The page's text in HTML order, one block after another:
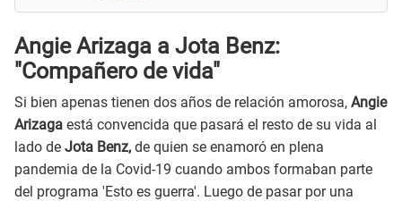
Angie Arizaga a Jota Benz:
"Compañero de vida"
Si bien apenas tienen dos años de relación amorosa, Angie
Arizaga está convencida que pasará el resto de su vida al
lado de Jota Benz, de quien se enamoró en plena
pandemia de la Covid-19 cuando ambos formaban parte
del programa 'Esto es guerra'. Luego de pasar por una